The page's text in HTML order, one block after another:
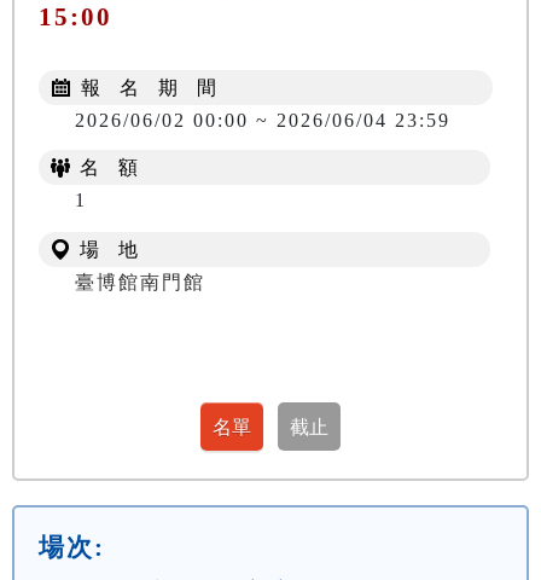
15:00
報 名 期 間
2026/06/02 00:00 ~ 2026/06/04 23:59
名 額
1
場 地
臺博館南門館
場次: